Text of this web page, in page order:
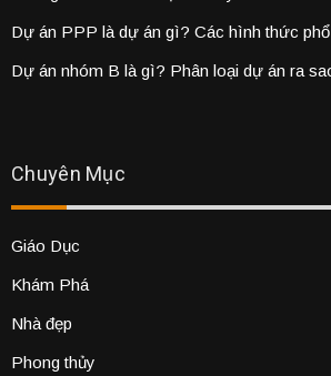
Dự án PPP là dự án gì? Các hình thức
Dự án nhóm B là gì? Phân loại dự án ra
Chuyên Mục
Giáo Dục
Khám Phá
Nhà đẹp
Phong thủy